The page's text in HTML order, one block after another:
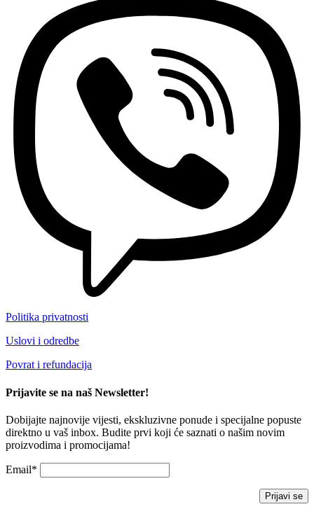
Politika privatnosti
Uslovi i odredbe
Povrat i refundacija
Prijavite se na naš Newsletter!
Dobijajte najnovije vijesti, ekskluzivne ponude i specijalne popuste
direktno u vaš inbox. Budite prvi koji će saznati o našim novim
proizvodima i promocijama!
Email*